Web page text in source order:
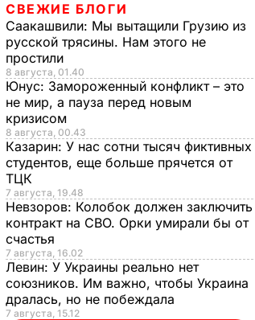
СВЕЖИЕ БЛОГИ
Саакашвили: Мы вытащили Грузию из
русской трясины. Нам этого не
простили
8 августа, 01.40
Юнус: Замороженный конфликт – это
не мир, а пауза перед новым
кризисом
8 августа, 00.43
Казарин: У нас сотни тысяч фиктивных
студентов, еще больше прячется от
ТЦК
7 августа, 19.48
Невзоров: Колобок должен заключить
контракт на СВО. Орки умирали бы от
счастья
7 августа, 16.02
Левин: У Украины реально нет
союзников. Им важно, чтобы Украина
дралась, но не побеждала
7 августа, 15.12